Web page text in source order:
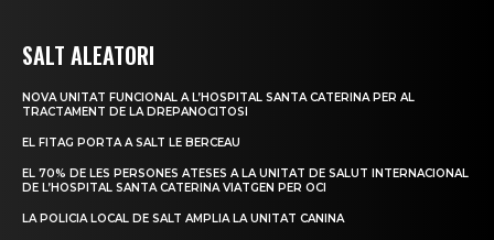
SALT ALEATORI
NOVA UNITAT FUNCIONAL A L’HOSPITAL SANTA CATERINA PER AL
TRACTAMENT DE LA DREPANOCITOSI
EL FITAG PORTA A SALT LE BERCEAU
EL 70% DE LES PERSONES ATESES A LA UNITAT DE SALUT INTERNACIONAL
DE L’HOSPITAL SANTA CATERINA VIATGEN PER OCI
LA POLICIA LOCAL DE SALT AMPLIA LA UNITAT CANINA